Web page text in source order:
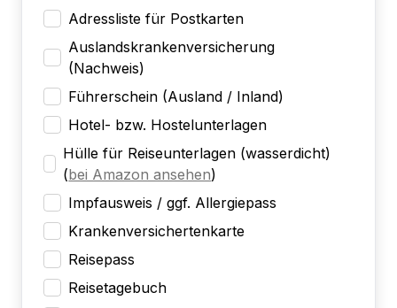
Adressliste für Postkarten
Auslandskrankenversicherung
(Nachweis)
Führerschein (Ausland / Inland)
Hotel- bzw. Hostelunterlagen
Hülle für Reiseunterlagen (wasserdicht)
(bei Amazon ansehen)
Impfausweis / ggf. Allergiepass
Krankenversichertenkarte
Reisepass
Reisetagebuch